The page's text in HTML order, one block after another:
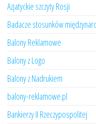
Azjatyckie szczyty Rosji
Badacze stosunków
Balony Reklamowe
Balony z Logo
Balony z Nadrukiem
balony-reklamowe.pl
Bankierzy II Rzeczypospolitej